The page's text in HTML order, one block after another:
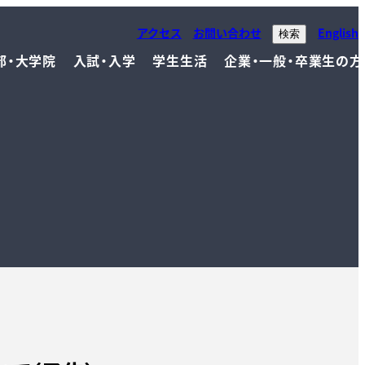
アクセス お問い合わせ 検索 English
・大学院 入試・入学 学生生活 企業・一般・卒業生の方